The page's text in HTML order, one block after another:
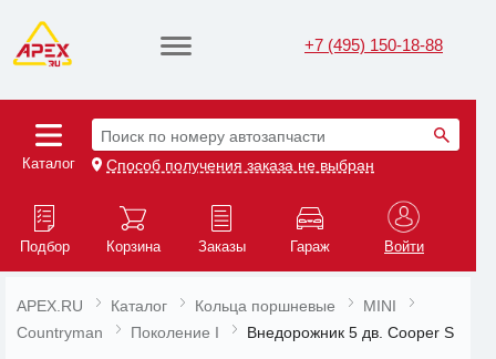
+7 (495) 150-18-88
Каталог
Поиск по номеру автозапчасти
Способ получения заказа не выбран
Подбор Корзина Заказы Гараж Войти
APEX.RU Каталог Кольца поршневые
MINI
Countryman
Поколение I Внедорожник 5 дв. Cooper S